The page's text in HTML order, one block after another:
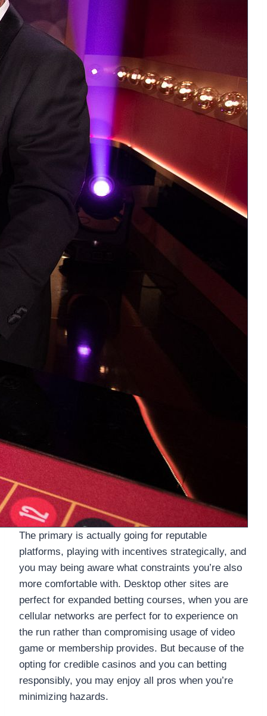
The primary is actually going for reputable
platforms, playing with incentives strategically, and
you may being aware what constraints you’re also
more comfortable with. Desktop other sites are
perfect for expanded betting courses, when you are
cellular networks are perfect for to experience on
the run rather than compromising usage of video
game or membership provides. But because of the
opting for credible casinos and you can betting
responsibly, you may enjoy all pros when you’re
minimizing hazards.